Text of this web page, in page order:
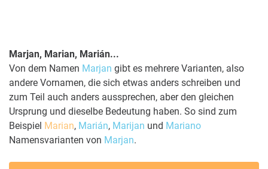
Marjan, Marian, Marián...
Von dem Namen Marjan gibt es mehrere Varianten, also
andere Vornamen, die sich etwas anders schreiben und
zum Teil auch anders aussprechen, aber den gleichen
Ursprung und dieselbe Bedeutung haben. So sind zum
Beispiel Marian, Marián, Marijan und Mariano
Namensvarianten von Marjan.